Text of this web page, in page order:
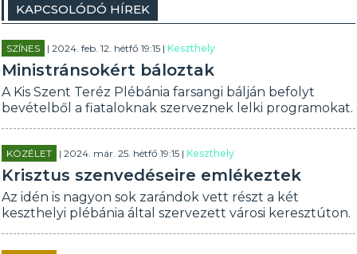
KAPCSOLÓDÓ HÍREK
SZÍNES | 2024. feb. 12. hétfő 19:15 |Keszthely
Ministránsokért báloztak
A Kis Szent Teréz Plébánia farsangi bálján befolyt
bevételből a fiataloknak szerveznek lelki programokat.
KÖZÉLET | 2024. már. 25. hétfő 19:15 |Keszthely
Krisztus szenvedéseire emlékeztek
Az idén is nagyon sok zarándok vett részt a két
keszthelyi plébánia által szervezett városi keresztúton.